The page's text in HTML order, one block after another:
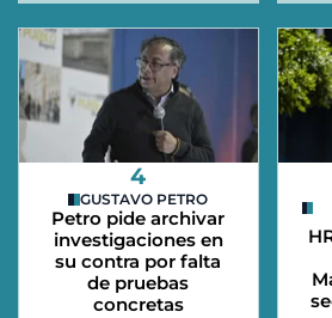
4
GUSTAVO PETRO
Petro pide archivar
investigaciones en
su contra por falta
de pruebas
concretas